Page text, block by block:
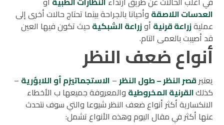
العدسات اللاصقة وأحيانا بالجراحة بينما تحتاج حالات أخرى إلى
عمليةزراعة قرنية أوزراعة الشبكية حيث تكون فيها العين
قد أصيبت بالعمى التام.
أنواع ضعف النظر
يعتبرقصر النظر – طول النظر– الاستجماتيزم أو اللابؤرية –
كذلكالقرنية المخروطية والمعروفة جميعها ب الأخطاء
الانكسارية أكثر أنواع ضعف النظر شيوعا والتي سوف نتحدث
عنها أكثر في مقال اليوم وهذه الأنواع تشمل: